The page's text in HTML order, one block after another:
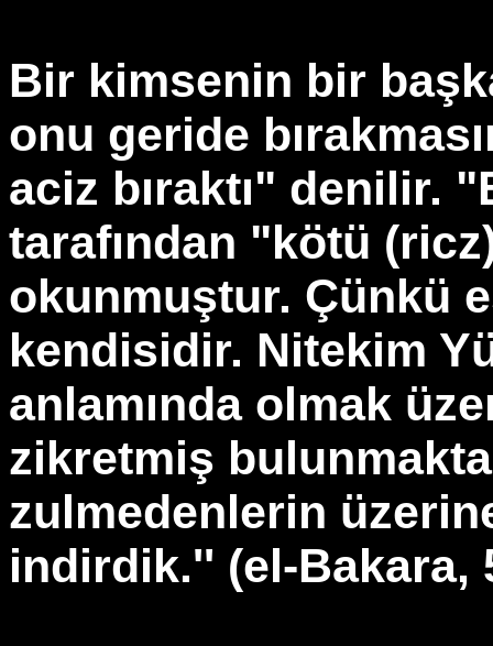
Bir kimsenin bir
onu geride
aciz bıraktı" denilir.
tarafından "kötü
okunmuştur. Çünkü
kendisidir. Nitekim
anlamında olmak
zikretmiş
zulmedenlerin
indirdik.'' (el-Bakara,